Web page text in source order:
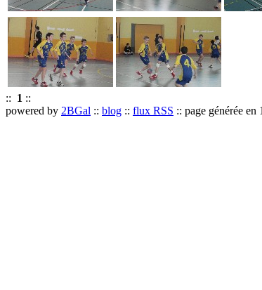
:: 1 ::
powered by 2BGal :: blog :: flux RSS :: page générée en